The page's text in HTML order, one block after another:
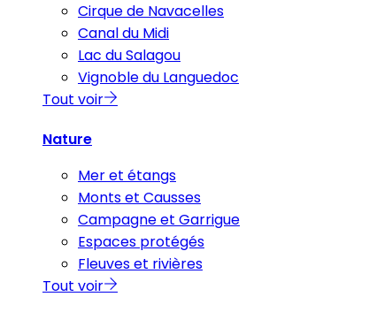
Cirque de Navacelles
Canal du Midi
Lac du Salagou
Vignoble du Languedoc
Tout voir
Nature
Mer et étangs
Monts et Causses
Campagne et Garrigue
Espaces protégés
Fleuves et rivières
Tout voir